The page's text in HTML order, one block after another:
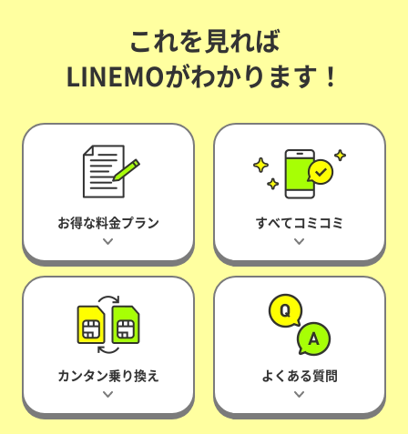
これを見れば
LINEMOがわかります！
お得な料金プラン すべてコミコミ
カンタン乗り換え よくある質問